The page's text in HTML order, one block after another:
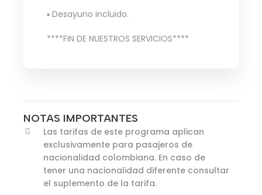
▪ Desayuno incluido.
****FIN DE NUESTROS SERVICIOS****
NOTAS IMPORTANTES
Las tarifas de este programa aplican
exclusivamente para pasajeros de
nacionalidad colombiana. En caso de
tener una nacionalidad diferente consultar
el suplemento de la tarifa.